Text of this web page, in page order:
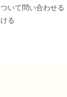
いて問い合わせる
る